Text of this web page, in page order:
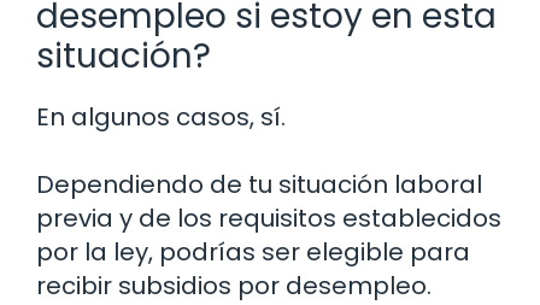
desempleo si estoy en esta
situación?
En algunos casos, sí.
Dependiendo de tu situación laboral
previa y de los requisitos establecidos
por la ley, podrías ser elegible para
recibir subsidios por desempleo.